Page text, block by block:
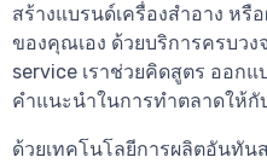
สร้างแบรนด์เครื่องสำอาง ห
ของคุณเอง ด้วยบริการครบวง
service เราช่วยคิดสูตร ออก
คำแนะนำในการทำตลาดให้
ด้วยเทคโนโลยีการผลิตอันทั